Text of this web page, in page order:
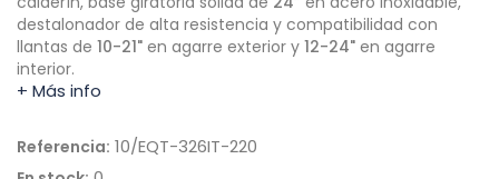
destalonador de alta resistencia y compatibilidad con
llantas de 10-21" en agarre exterior y 12-24" en agarre
interior.
+ Más info
Referencia: 10/EQT-326IT-220